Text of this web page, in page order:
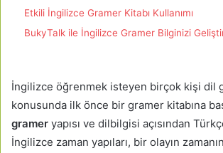
Etkili İngilizce Gramer Kitabı Kullanımı
BukyTalk ile İngilizce Gramer Bilginizi
İngilizce öğrenmek isteyen birçok kişi dil
konusunda ilk önce bir gramer kitabına
gramer yapısı ve dilbilgisi açısından
İngilizce zaman yapıları, bir olayın